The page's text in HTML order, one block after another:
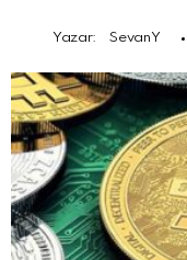
Yazar: SevanY